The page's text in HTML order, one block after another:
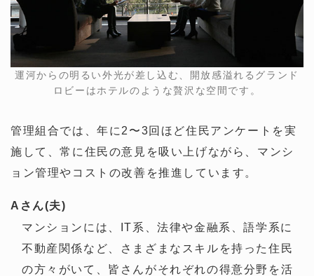
運河からの明るい外光が差し込む、開放感溢れるグランド
ロビーはホテルのような贅沢な空間です。
管理組合では、年に2〜3回ほど住民アンケートを実
施して、常に住民の意見を吸い上げながら、マンシ
ョン管理やコストの改善を推進しています。
Aさん(夫)
マンションには、IT系、法律や金融系、語学系に
不動産関係など、さまざまなスキルを持った住民
の方々がいて、皆さんがそれぞれの得意分野を活